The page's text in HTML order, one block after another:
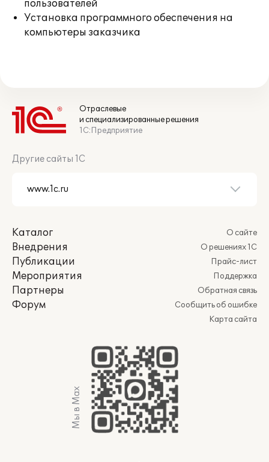
пользователей
Установка программного обеспечения на
компьютеры заказчика
Отраслевые
и специализированные решения
1С:Предприятие
Другие сайты 1С
Каталог
Внедрения
Публикации
Мероприятия
Партнеры
Форум
О сайте
О решениях 1С
Прайс-лист
Поддержка
Обратная связь
Сообщить об ошибке
Карта сайта
Мы в Max